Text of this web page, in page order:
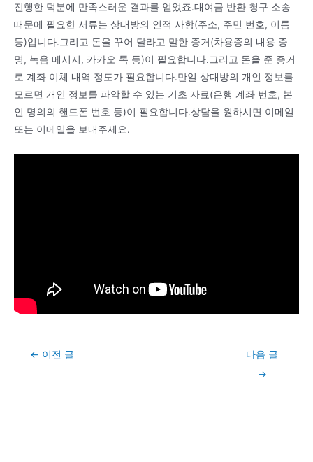
진행한 덕분에 만족스러운 결과를 얻었죠.대여금 반환 청구 소송
때문에 필요한 서류는 상대방의 인적 사항(주소, 주민 번호, 이름
등)입니다.그리고 돈을 꾸어 달라고 말한 증거(차용증의 내용 증
명, 녹음 메시지, 카카오 톡 등)이 필요합니다.그리고 돈을 준 증거
로 계좌 이체 내역 정도가 필요합니다.만일 상대방의 개인 정보를
모르면 개인 정보를 파악할 수 있는 기초 자료(은행 계좌 번호, 본
인 명의의 핸드폰 번호 등)이 필요합니다.상담을 원하시면 이메일
또는 이메일을 보내주세요.
Post← 이전 글
다음 글
→